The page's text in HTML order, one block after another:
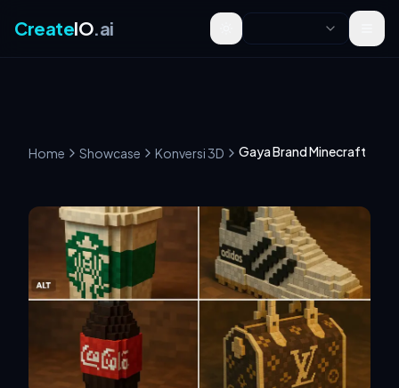
CreateIO.ai Toggle theme
Home Showcase Konversi 3D Gaya Brand Minecraft